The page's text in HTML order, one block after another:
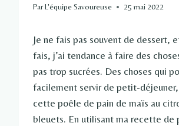
ParL'équipe Savoureuse 25 mai 2022
Je ne fais pas souvent de dessert,
fais, j’ai tendance à faire des
pas trop sucrées. Des choses qui
facilement servir de petit-
cette poêle de pain de maïs au
bleuets. En utilisant ma recette de